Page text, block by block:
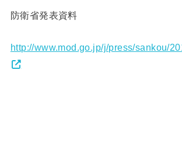
防衛省発表資料
http://www.mod.go.jp/j/press/sankou/